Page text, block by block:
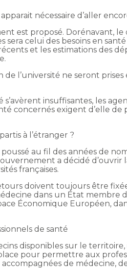
nécessaire d’aller
est proposé. Dorénavant,
sera celui des besoins en
et les estimations des
de l’université ne seront
s’avèrent insuffisantes, les
concernés exigent d’elle
à l’étranger ?
au fil des années de
a décidé d’ouvrir
françaises.
doivent toujours être
dans un État membre
Économique Européen,
de santé
disponibles sur le
pour permettre aux
de médecine,